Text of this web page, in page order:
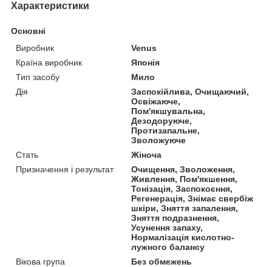
Характеристики
Основні
Виробник
Venus
Країна виробник
Японія
Тип засобу
Мило
Дія
Заспокійлива, Очищаючий,
Освіжаюче,
Пом'якшувальна,
Дезодоруюче,
Протизапальне,
Зволожуюче
Стать
Жіноча
Призначення і результат
Очищення, Зволоження,
Живлення, Пом'якшення,
Тонізація, Заспокоєння,
Регенерація, Знімає свербіж
шкіри, Зняття запалення,
Зняття подразнення,
Усунення запаху,
Нормалізація кислотно-
лужного балансу
Вікова група
Без обмежень